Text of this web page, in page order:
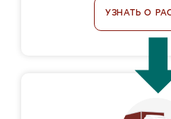
УЗНАТЬ О